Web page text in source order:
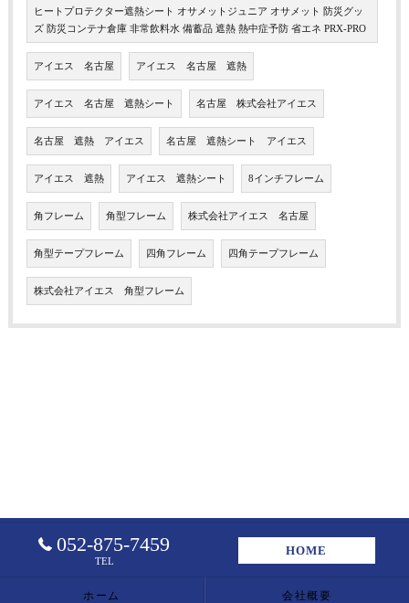
ヒートプロテクター遮熱シート オサメットジュニア オサメット 防災グッ
ズ 防災コンテナ倉庫 非常飲料水 備蓄品 遮熱 熱中症予防 省エネ PRX-PRO
アイエス 名古屋 アイエス 名古屋 遮熱
アイエス 名古屋 遮熱シート 名古屋 株式会社アイエス
名古屋 遮熱 アイエス 名古屋 遮熱シート アイエス
アイエス 遮熱 アイエス 遮熱シート 8インチフレーム
角フレーム 角型フレーム 株式会社アイエス 名古屋
角型テープフレーム 四角フレーム 四角テープフレーム
株式会社アイエス 角型フレーム
052-875-7459
TEL
HOME
ホーム 会社概要